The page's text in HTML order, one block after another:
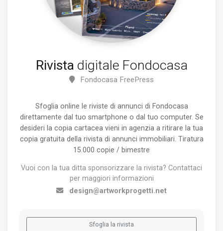
Rivista digitale Fondocasa
Fondocasa FreePress
Sfoglia online le riviste di annunci di Fondocasa
direttamente dal tuo smartphone o dal tuo computer. Se
desideri la copia cartacea vieni in agenzia a ritirare la tua
copia gratuita della rivista di annunci immobiliari. Tiratura
15.000 copie / bimestre
Vuoi con la tua ditta sponsorizzare la rivista? Contattaci
per maggiori informazioni
design@artworkprogetti.net
Sfoglia la rivista